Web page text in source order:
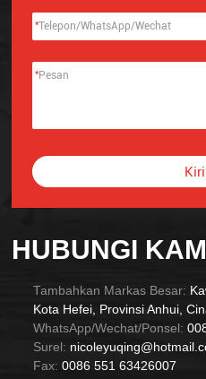
HUBUNGI
Tambahkan Markas Besar:
Kota Hefei, Provinsi Anhui,
WhatsApp/Wechat/Ponsel:
Surel:
Fax: 0086 551 63426007
*
*